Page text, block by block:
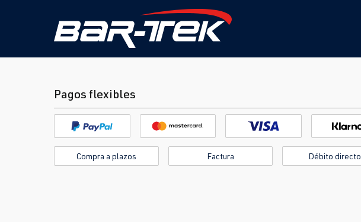
Pagos flexibles
Compra a plazos Factura Débito directo